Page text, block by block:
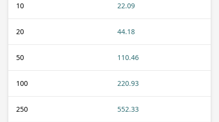
10 22.09
20 44.18
50 110.46
100 220.93
250 552.33